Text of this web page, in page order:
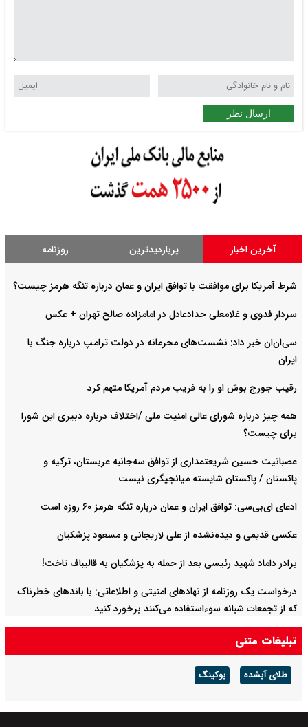
ارسال نظر
آخرین اخبار پربازدیدترین روزنامه
شرط آمریکا برای موافقت با توافق ایران و عمان درباره تنگه هرمز چیست؟
سردار فدوی و غلامعلی حدادعادل در امامزاده صالح تهران + عکس
سی‌ان‌ان خبر داد: نشست‌های محرمانه در دولت ترامپ درباره جنگ با
ایران
رقیب جورج بوش او را به فریب مردم آمریکا متهم کرد
همه چیز درباره شورای عالی امنیت ملی /اختلاف درباره دبیری این شورا
برای چیست؟
عصبانیت حسین شریعتمداری از توافق سه‌جانبه عربستان، ترکیه و
پاکستان / پاکستان شایسته میانجیگری نیست
ادعای ای‌بی‌سی: توافق ایران و عمان درباره تنگه هرمز ۶۰ روزه است
عکسی قدیمی و دیده‌نشده از علی لاریجانی و مسعود پزشکیان
برادر داماد شهید رئیسی بعد از حمله به پزشکیان به قالیباف تاخت!
درخواست یک روزنامه از نهادهای امنیتی و اطلاعاتی: با باند‌های خطرناک
که از تجمعات شبانه سوءاستفاده می‌کنند برخورد کنید
تبلیغات متنی
طلای آبشده بوکینگ